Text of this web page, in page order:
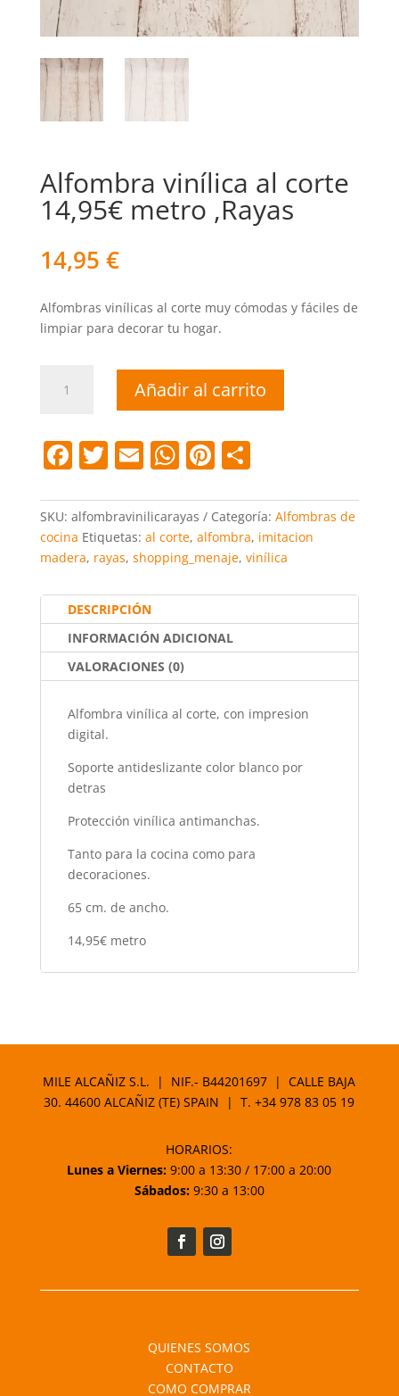
Alfombra vinílica al corte
14,95€ metro ,Rayas
14,95 €
Alfombras vinílicas al corte muy cómodas y fáciles de
limpiar para decorar tu hogar.
vinílica
14,95€
,Rayas
cantidad
Añadir al carrito
F
c
e
b
o
o
k
T
itt
er
E
ai
l
W
at
s
A
p
p
Pi
er
e
st
C
m
p
ar
tir
SKU: alfombravinilicarayas Categoría: Alfombras de
cocina Etiquetas: al corte, alfombra, imitacion
madera, rayas, shopping_menaje, vinílica
DESCRIPCIÓN
INFORMACIÓN ADICIONAL
VALORACIONES (0)
Alfombra vinílica al corte, con impresion
digital.
Soporte antideslizante color blanco por
detras
Protección vinílica antimanchas.
Tanto para la cocina como para
decoraciones.
65 cm. de ancho.
14,95€ metro
MILE ALCAÑIZ S.L. | NIF.- B44201697 | CALLE BAJA
30. 44600 ALCAÑIZ (TE) SPAIN | T.+34 978 83 05 19
HORARIOS:
Lunes a Viernes: 9:00 a 13:30 / 17:00 a 20:00
Sábados:9:30 a 13:00
QUIENES SOMOS
CONTACTO
COMO COMPRAR